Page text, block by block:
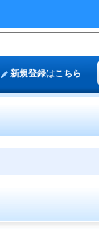
新規登録はこちら